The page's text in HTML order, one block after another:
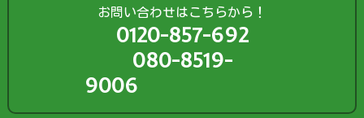
お問い合わせはこちらから！
0120-857-692
080-8519-
9006